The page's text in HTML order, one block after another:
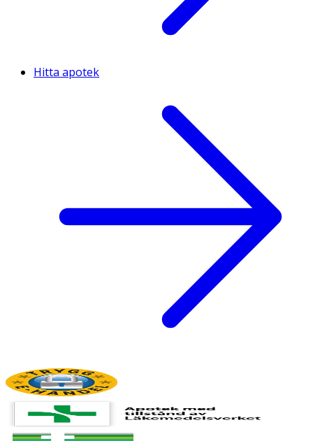
Hitta apotek